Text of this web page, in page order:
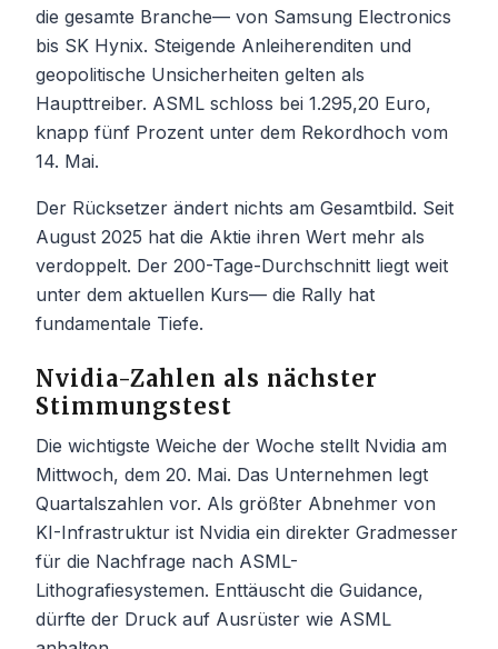
die gesamte Branche— von Samsung Electronics
bis SK Hynix. Steigende Anleiherenditen und
geopolitische Unsicherheiten gelten als
Haupttreiber. ASML schloss bei 1.295,20 Euro,
knapp fünf Prozent unter dem Rekordhoch vom
14. Mai.
Der Rücksetzer ändert nichts am Gesamtbild. Seit
August 2025 hat die Aktie ihren Wert mehr als
verdoppelt. Der 200-Tage-Durchschnitt liegt weit
unter dem aktuellen Kurs— die Rally hat
fundamentale Tiefe.
Nvidia-Zahlen als nächster
Stimmungstest
Die wichtigste Weiche der Woche stellt Nvidia am
Mittwoch, dem 20. Mai. Das Unternehmen legt
Quartalszahlen vor. Als größter Abnehmer von
KI-Infrastruktur ist Nvidia ein direkter Gradmesser
für die Nachfrage nach ASML-
Lithografiesystemen. Enttäuscht die Guidance,
dürfte der Druck auf Ausrüster wie ASML